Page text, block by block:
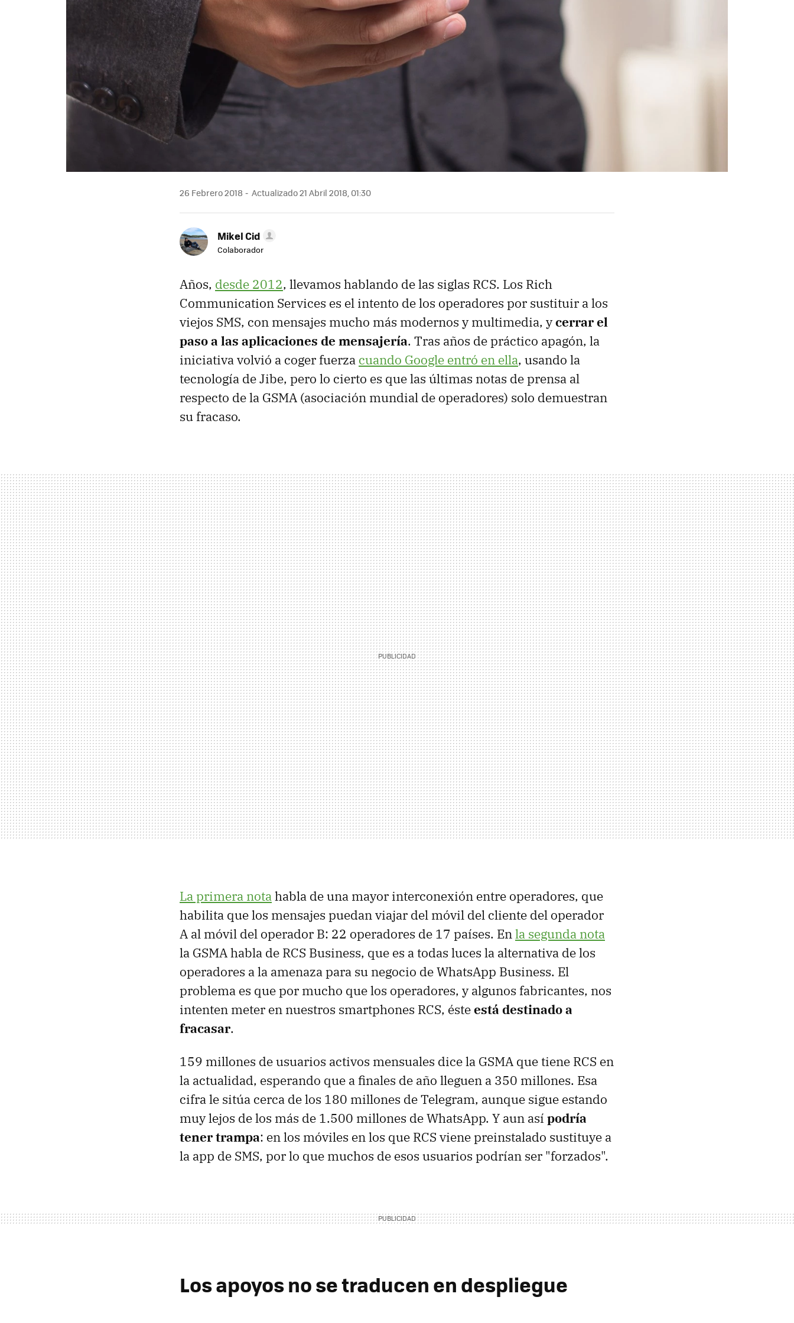
26 Febrero 2018 Actualizado 21 Abril 2018, 01:30
Mikel Cid
Colaborador
Años, desde 2012, llevamos hablando de las siglas RCS. Los Rich
Communication Services es el intento de los operadores por sustituir a los
viejos SMS, con mensajes mucho más modernos y multimedia, ycerrar el
paso a las aplicaciones de mensajería. Tras años de práctico apagón, la
iniciativa volvió a coger fuerza cuando Google entró en ella, usando la
tecnología de Jibe, pero lo cierto es que las últimas notas de prensa al
respecto de la GSMA (asociación mundial de operadores) solo demuestran
su fracaso.
La primera notahabla de una mayor interconexión entre operadores, que
habilita que los mensajes puedan viajar del móvil del cliente del operador
A al móvil del operador B: 22 operadores de 17 países. Enla segunda nota
la GSMA habla de RCS Business, que es a todas luces la alternativa de los
operadores a la amenaza para su negocio de WhatsApp Business. El
problema es que por mucho que los operadores, y algunos fabricantes, nos
intenten meter en nuestros smartphones RCS, ésteestá destinado a
fracasar.
159 millones de usuarios activos mensuales dice la GSMA que tiene RCS en
la actualidad, esperando que a finales de año lleguen a 350 millones. Esa
cifra le sitúa cerca de los 180 millones de Telegram, aunque sigue estando
muy lejos de los más de 1.500 millones de WhatsApp. Y aun así podría
tener trampa: en los móviles en los que RCS viene preinstalado sustituye a
la app de SMS, por lo que muchos de esos usuarios podrían ser "forzados".
Los apoyos no se traducen en despliegue